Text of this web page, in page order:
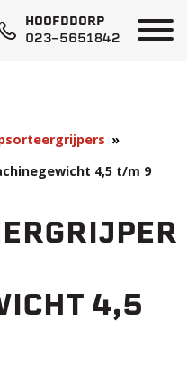
HOOFDDORP
023-5651842
4,5 t/m 9
4,5